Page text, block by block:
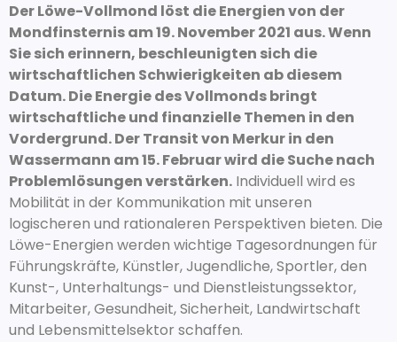
Der Löwe-Vollmond löst die Energien von der
Mondfinsternis am 19. November 2021 aus. Wenn
Sie sich erinnern, beschleunigten sich die
wirtschaftlichen Schwierigkeiten ab diesem
Datum. Die Energie des Vollmonds bringt
wirtschaftliche und finanzielle Themen in den
Vordergrund. Der Transit von Merkur in den
Wassermann am 15. Februar wird die Suche nach
Problemlösungen verstärken. Individuell wird es
Mobilität in der Kommunikation mit unseren
logischeren und rationaleren Perspektiven bieten. Die
Löwe-Energien werden wichtige Tagesordnungen für
Führungskräfte, Künstler, Jugendliche, Sportler, den
Kunst-, Unterhaltungs- und Dienstleistungssektor,
Mitarbeiter, Gesundheit, Sicherheit, Landwirtschaft
und Lebensmittelsektor schaffen.